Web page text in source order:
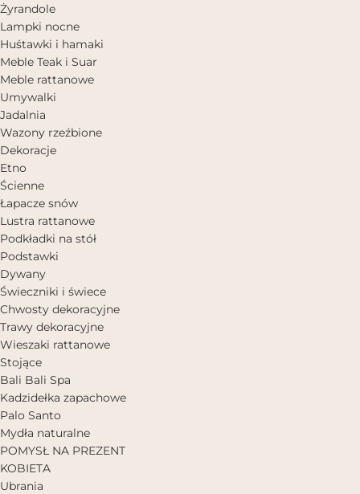
Żyrandole
Lampki nocne
Huśtawki i hamaki
Meble Teak i Suar
Meble rattanowe
Umywalki
Jadalnia
Wazony rzeźbione
Dekoracje
Etno
Ścienne
Łapacze snów
Lustra rattanowe
Podkładki na stół
Podstawki
Dywany
Świeczniki i świece
Chwosty dekoracyjne
Trawy dekoracyjne
Wieszaki rattanowe
Stojące
Bali Bali Spa
Kadzidełka zapachowe
Palo Santo
Mydła naturalne
POMYSŁ NA PREZENT
KOBIETA
Ubrania